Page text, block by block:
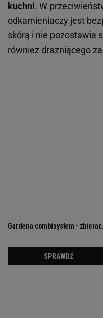
kuchni. W
odkamieniaczy jest
skórą i nie pozostawia
również drażniącego